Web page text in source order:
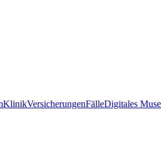
KlinikVersicherungenFälleDigitales